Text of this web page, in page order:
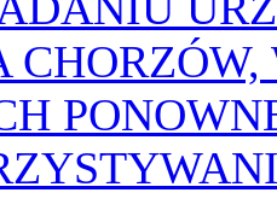
CHORZÓW,